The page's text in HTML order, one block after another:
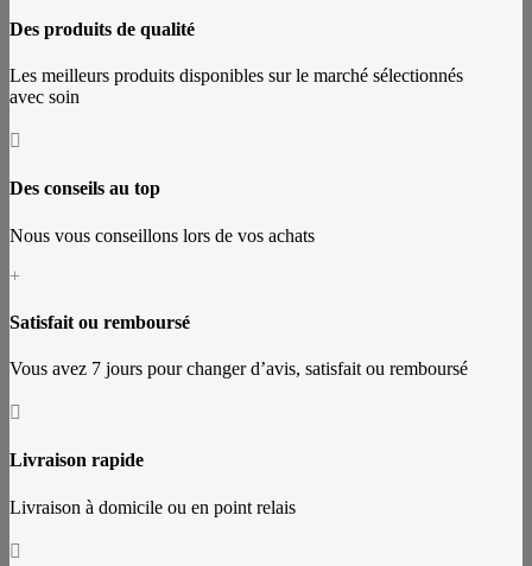
Des produits de qualité
Les meilleurs produits disponibles sur le marché sélectionnés
avec soin

Des conseils au top
Nous vous conseillons lors de vos achats
+
Satisfait ou remboursé
Vous avez 7 jours pour changer d’avis, satisfait ou remboursé

Livraison rapide
Livraison à domicile ou en point relais
